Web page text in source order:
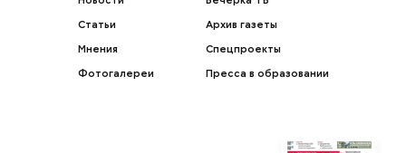
Статьи
Мнения
Фотогалереи
Архив газеты
Спецпроекты
Пресса в образовании